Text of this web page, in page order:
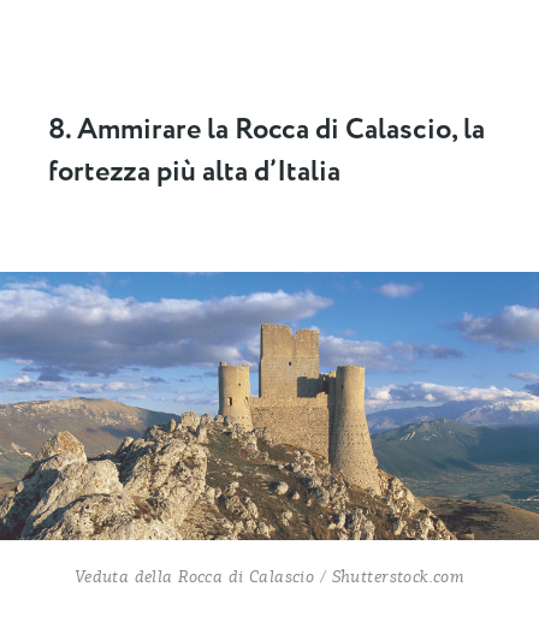
8. Ammirare la Rocca di Calascio, la
fortezza più alta d’Italia
Veduta della Rocca di Calascio / Shutterstock.com